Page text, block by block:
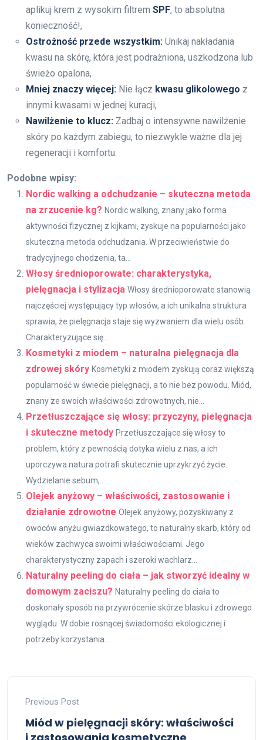
aplikuj krem z wysokim filtrem SPF, to absolutna
konieczność!,
Ostrożność przede wszystkim: Unikaj nakładania
kwasu na skórę, która jest podrażniona, uszkodzona lub
świeżo opalona,
Mniej znaczy więcej: Nie łącz kwasu glikolowego z
innymi kwasami w jednej kuracji,
Nawilżenie to klucz: Zadbaj o intensywne nawilżenie
skóry po każdym zabiegu, to niezwykle ważne dla jej
regeneracji i komfortu.
Podobne wpisy:
Nordic walking a odchudzanie – skuteczna metoda
na zrzucenie kg? Nordic walking, znany jako forma
aktywności fizycznej z kijkami, zyskuje na popularności jako
skuteczna metoda odchudzania. W przeciwieństwie do
tradycyjnego chodzenia, ta...
Włosy średnioporowate: charakterystyka,
pielęgnacja i stylizacja Włosy średnioporowate stanowią
najczęściej występujący typ włosów, a ich unikalna struktura
sprawia, że pielęgnacja staje się wyzwaniem dla wielu osób.
Charakteryzujące się...
Kosmetyki z miodem – naturalna pielęgnacja dla
zdrowej skóry Kosmetyki z miodem zyskują coraz większą
popularność w świecie pielęgnacji, a to nie bez powodu. Miód,
znany ze swoich właściwości zdrowotnych, nie...
Przetłuszczające się włosy: przyczyny, pielęgnacja
i skuteczne metody Przetłuszczające się włosy to
problem, który z pewnością dotyka wielu z nas, a ich
uporczywa natura potrafi skutecznie uprzykrzyć życie.
Wydzielanie sebum,...
Olejek anyżowy – właściwości, zastosowanie i
działanie zdrowotne Olejek anyżowy, pozyskiwany z
owoców anyżu gwiazdkowatego, to naturalny skarb, który od
wieków zachwyca swoimi właściwościami. Jego
charakterystyczny zapach i szeroki wachlarz...
Naturalny peeling do ciała – jak stworzyć idealny w
domowym zaciszu? Naturalny peeling do ciała to
doskonały sposób na przywrócenie skórze blasku i zdrowego
wyglądu. W dobie rosnącej świadomości ekologicznej i
potrzeby korzystania...
Previous Post
Miód w pielęgnacji skóry: właściwości